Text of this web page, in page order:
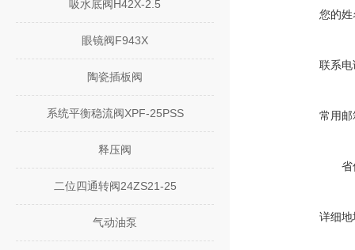
吸水底阀H42X-2.5
眼镜阀F943X
陶瓷插板阀
系统平衡稳流阀XPF-25PSS
释压阀
二位四通转阀24ZS21-25
气动油泵
您的姓
联系电
常用邮
省
详细地